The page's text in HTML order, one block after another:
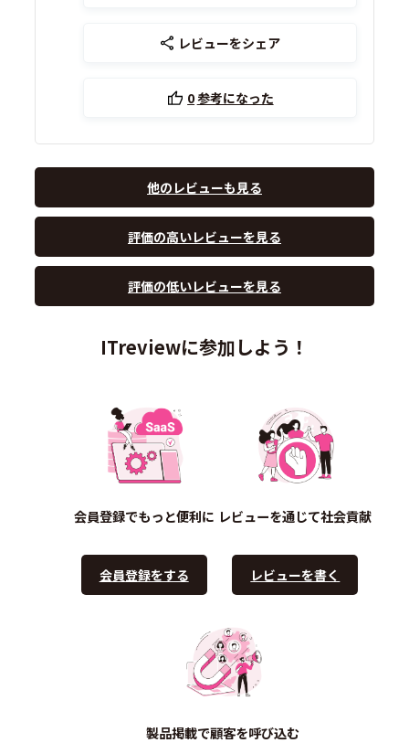
レビューをシェア
0参考になった
他のレビューも見る
評価の高いレビューを見る
評価の低いレビューを見る
ITreviewに参加しよう！
会員登録でもっと便利に
会員登録をする
レビューを通じて社会貢献
レビューを書く
製品掲載で顧客を呼び込む